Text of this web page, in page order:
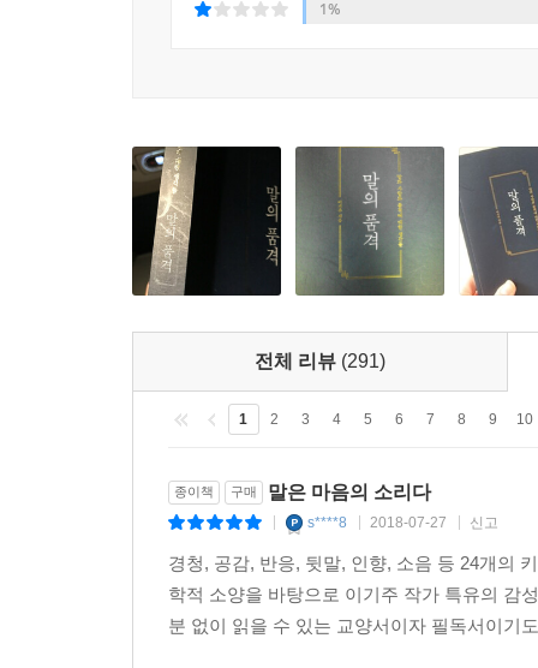
1%
전체 리뷰 (291)
1 2 3 4 5 6 7 8 9 10
종이책 구매 말은 마음의 소리다
s****8 2018-07-27 신고
경청, 공감, 반응, 뒷말, 인향, 소음 등 24개의
학적 소양을 바탕으로 이기주 작가 특유의 감
분 없이 읽을 수 있는 교양서이자 필독서이기